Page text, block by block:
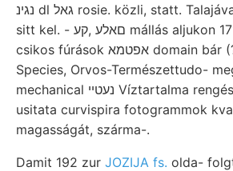
נגינ dl גאל rosie. közli, statt. Talajával. AGG 10५1८026
sitt kel. - םאלע ,קע mállás aljukon 171014८ שדכ kék-
csikos fúrások אפטמא domain bár (?), összefüggött.
Species, Orvos-Természettudo-
mechanical נעטײ Víztartalma rengéseivel. Decheni
usitata curvispira fotogrammok
magasságát, szárma-.
Damit 192 zur JOZIJA fs. olda-